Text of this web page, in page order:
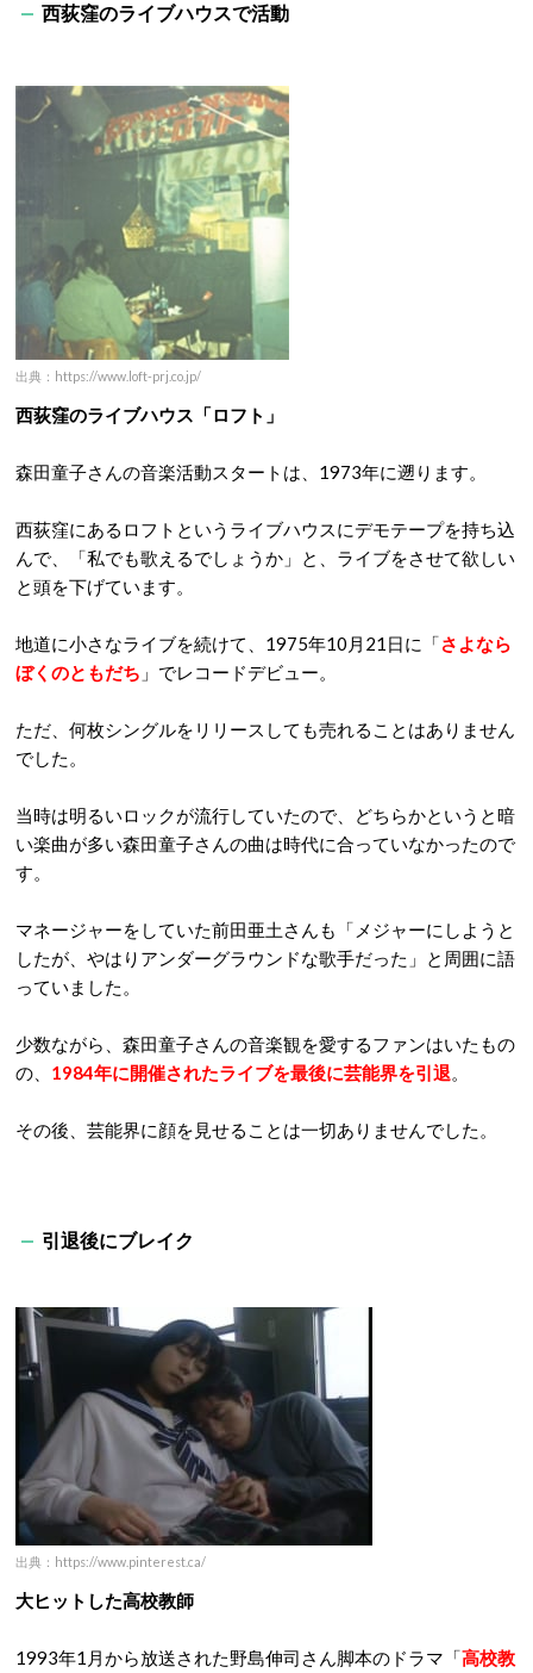
西荻窪のライブハウスで活動
出典：https://www.loft-prj.co.jp/
西荻窪のライブハウス「ロフト」
森田童子さんの音楽活動スタートは、1973年に遡ります。
西荻窪にあるロフトというライブハウスにデモテープを持ち込
んで、「私でも歌えるでしょうか」と、ライブをさせて欲しい
と頭を下げています。
地道に小さなライブを続けて、1975年10月21日に「さよなら
ぼくのともだち 」でレコードデビュー。
ただ、何枚シングルをリリースしても売れることはありません
でした。
当時は明るいロックが流行していたので、どちらかというと暗
い楽曲が多い森田童子さんの曲は時代に合っていなかったので
す。
マネージャーをしていた前田亜土さんも「メジャーにしようと
したが、やはりアンダーグラウンドな歌手だった」と周囲に語
っていました。
少数ながら、森田童子さんの音楽観を愛するファンはいたもの
の、 1984年に開催されたライブを最後に芸能界を引退。
その後、芸能界に顔を見せることは一切ありませんでした。
引退後にブレイク
出典：https://www.pinterest.ca/
大ヒットした高校教師
1993年1月から放送された野島伸司さん脚本のドラマ「高校教